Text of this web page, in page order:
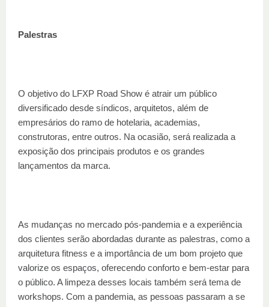
Palestras
O objetivo do LFXP Road Show é atrair um público
diversificado desde síndicos, arquitetos, além de
empresários do ramo de hotelaria, academias,
construtoras, entre outros. Na ocasião, será realizada a
exposição dos principais produtos e os grandes
lançamentos da marca.
As mudanças no mercado pós-pandemia e a experiência
dos clientes serão abordadas durante as palestras, como a
arquitetura fitness e a importância de um bom projeto que
valorize os espaços, oferecendo conforto e bem-estar para
o público. A limpeza desses locais também será tema de
workshops. Com a pandemia, as pessoas passaram a se